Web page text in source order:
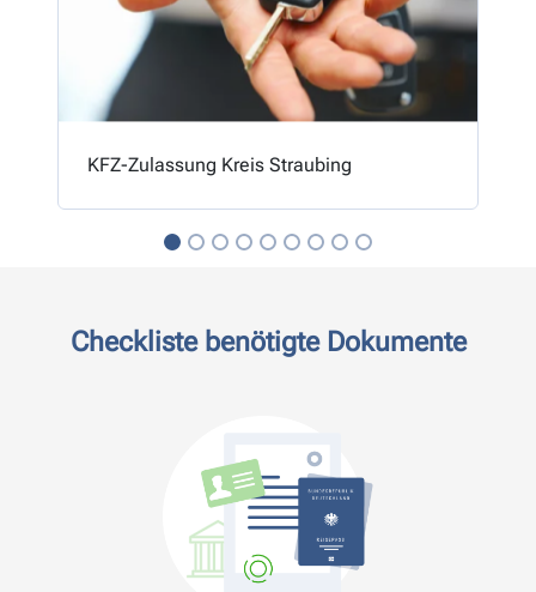
KFZ-Zulassung Kreis Straubing
Checkliste benötigte Dokumente